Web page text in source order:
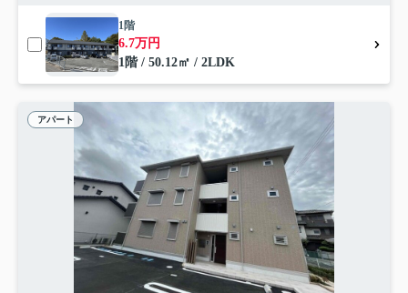
1階
6.7万円
1階 / 50.12㎡ / 2LDK
アパート